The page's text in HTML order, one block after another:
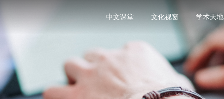
中文课堂 文化视窗 学术天地